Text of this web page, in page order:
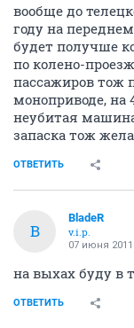
вообще до
году на
будет получше
по колено-
пассажиров тож
моноприводе, на
неубитая
запаска тож
ОТВЕТИТЬ
B
BladeR
v.i.p.
07 июня 2011
на выхах буду в
ОТВЕТИТЬ